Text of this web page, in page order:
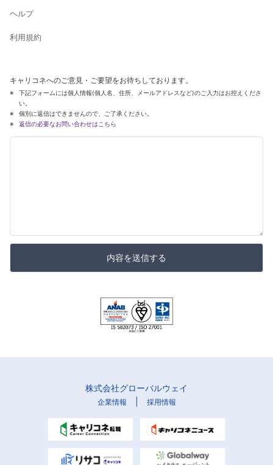
ヘルプ
利用規約
キャリコネへのご意見・ご要望をお待ちしております。
下記フォームには個人情報(個人名、住所、メールアドレスなど)のご入力はお控えくださ
い。
個別に返信はできませんので、ご了承ください。
返信の必要なお問い合わせはこちら
内容を送信する
株式会社グローバルウェイ
企業情報 採用情報